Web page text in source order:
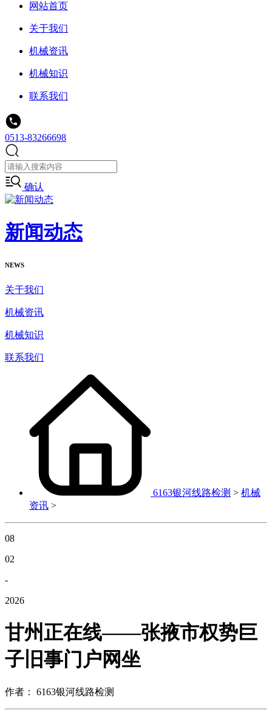
网站首页
关于我们
机械资讯
机械知识
联系我们
0513-83266698
确认
新闻动态
NEWS
关于我们
机械资讯
机械知识
联系我们
6163银河线路检测 > 机械
资讯 >
08
02
-
2026
甘州正在线——张掖市权势巨
子旧事门户网坐
作者： 6163银河线路检测